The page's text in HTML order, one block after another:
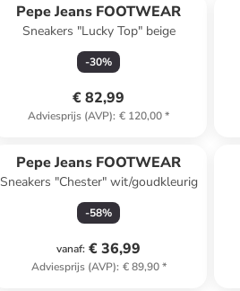
Pepe Jeans FOOTWEAR
Sneakers "Lucky Top" beige
-30%
€ 82,99
Adviesprijs (AVP): € 120,00*
Pepe Jeans FOOTWEAR
Sneakers "Chester" wit/goudkleurig
-58%
vanaf: € 36,99
Adviesprijs (AVP): € 89,90*